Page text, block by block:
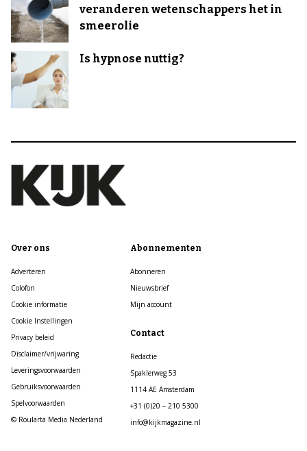
veranderen wetenschappers het in
smeerolie
Is hypnose nuttig?
Over ons
Adverteren
Colofon
Cookie informatie
Cookie Instellingen
Privacy beleid
Disclaimer/vrijwaring
Leveringsvoorwaarden
Gebruiksvoorwaarden
Spelvoorwaarden
© Roularta Media Nederland
Abonnementen
Abonneren
Nieuwsbrief
Mijn account
Contact
Redactie
Spaklerweg 53
1114 AE Amsterdam
+31 (0)20 – 210 5300
info@kijkmagazine.nl